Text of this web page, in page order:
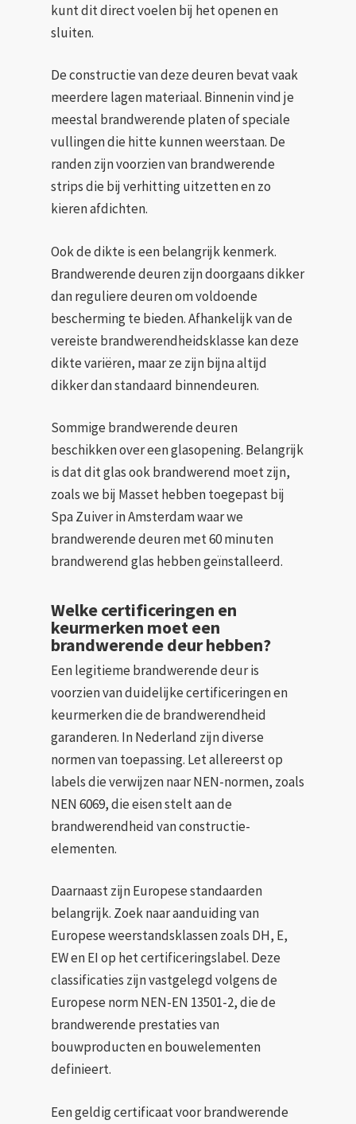
kunt dit direct voelen bij het openen en
sluiten.
De constructie van deze deuren bevat vaak
meerdere lagen materiaal. Binnenin vind je
meestal brandwerende platen of speciale
vullingen die hitte kunnen weerstaan. De
randen zijn voorzien van brandwerende
strips die bij verhitting uitzetten en zo
kieren afdichten.
Ook de dikte is een belangrijk kenmerk.
Brandwerende deuren zijn doorgaans dikker
dan reguliere deuren om voldoende
bescherming te bieden. Afhankelijk van de
vereiste brandwerendheidsklasse kan deze
dikte variëren, maar ze zijn bijna altijd
dikker dan standaard binnendeuren.
Sommige brandwerende deuren
beschikken over een glasopening. Belangrijk
is dat dit glas ook brandwerend moet zijn,
zoals we bij Masset hebben toegepast bij
Spa Zuiver in Amsterdam waar we
brandwerende deuren met 60 minuten
brandwerend glas hebben geïnstalleerd.
Welke certificeringen en
keurmerken moet een
brandwerende deur hebben?
Een legitieme brandwerende deur is
voorzien van duidelijke certificeringen en
keurmerken die de brandwerendheid
garanderen. In Nederland zijn diverse
normen van toepassing. Let allereerst op
labels die verwijzen naar NEN-normen, zoals
NEN 6069, die eisen stelt aan de
brandwerendheid van constructie-
elementen.
Daarnaast zijn Europese standaarden
belangrijk. Zoek naar aanduiding van
Europese weerstandsklassen zoals DH, E,
EW en EI op het certificeringslabel. Deze
classificaties zijn vastgelegd volgens de
Europese norm NEN-EN 13501-2, die de
brandwerende prestaties van
bouwproducten en bouwelementen
definieert.
Een geldig certificaat voor brandwerende